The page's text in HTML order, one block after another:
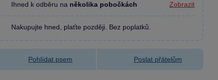
Ihned k odběru na několika pobočkách Zobrazit
Nakupujte hned, plaťte později. Bez poplatků.
Pohlídat psem Poslat přátelům